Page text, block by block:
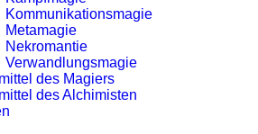
Kommunikationsmagie
Metamagie
Nekromantie
Verwandlungsmagie
des Magiers
des Alchimisten